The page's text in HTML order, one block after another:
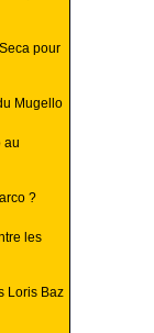
pour
Mugello
au
?
les
Loris Baz